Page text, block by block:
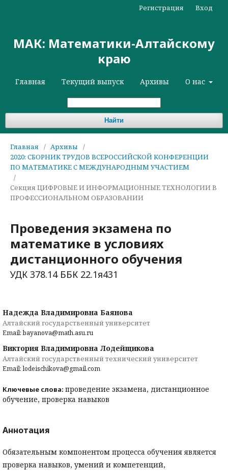
МАК: Математики-Алтайскому
краю
Главная Текущий выпуск Архивы О нас
Найти
Регистрация Вход
Главная / Архивы
/
2020: СБОРНИК ТРУДОВ ВСЕРОССИЙСКОЙ КОНФЕРЕНЦИИ
ПО МАТЕМАТИКЕ С МЕЖДУНАРОДНЫМ УЧАСТИЕМ
/
Секция ЦИФРОВЫЕ И ИНФОРМАЦИОННЫЕ ТЕХНОЛОГИИ В
ПРОФЕССИОНАЛЬНОМ ОБРАЗОВАНИИ
Проведения экзамена по
математике в условиях
дистанционного обучения
УДК 378.14 ББК 22.1я431
Надежда Владимировна Баянова
Алтайский государственный университет
Email: bayanova@math.asu.ru
Виктория Владимировна Лодейщикова
Алтайский государственный технический университет
Email: lodeischikova@gmail.com
Ключевые слова: проведение экзамена, дистанционное
обучение, проверка навыков
Аннотация
Обязательным компонентом процесса обучения является
проверка навыков, умений и компетенций,